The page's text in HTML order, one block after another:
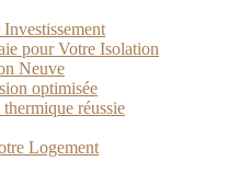
pour Votre Isolation
Neuve
optimisée
réussie
Logement